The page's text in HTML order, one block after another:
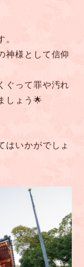
神様として信仰
ぐって罪や汚れ
しょう🌟
はいかがでしょ